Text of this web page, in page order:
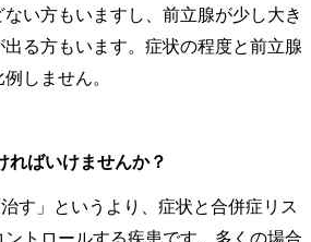
ない方もいますし、前立腺が少し大き
る方もいます。症状の程度と前立腺
しません。
ればいけませんか？
す」というより、症状と合併症リス
トロールする疾患です。多くの場合